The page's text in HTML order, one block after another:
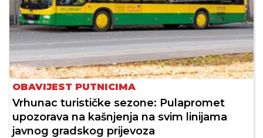
OBAVIJEST PUTNICIMA
Vrhunac turističke sezone: Pulapromet
upozorava na kašnjenja na svim linijama
javnog gradskog prijevoza